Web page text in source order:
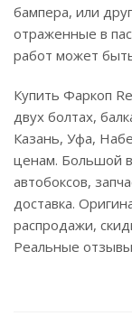
бампера, или
отраженные в
работ может
Купить Фаркоп
двух болтах,
Казань, Уфа,
ценам. Большой
автобоксов,
доставка.
распродажи,
Реальные